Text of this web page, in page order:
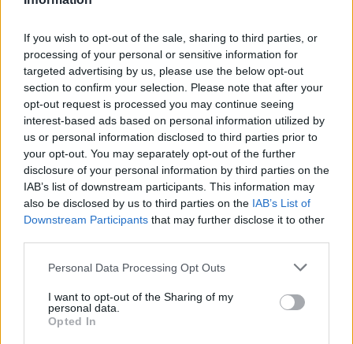
If you wish to opt-out of the sale, sharing to third parties, or
processing of your personal or sensitive information for
targeted advertising by us, please use the below opt-out
section to confirm your selection. Please note that after your
opt-out request is processed you may continue seeing
interest-based ads based on personal information utilized by
us or personal information disclosed to third parties prior to
your opt-out. You may separately opt-out of the further
disclosure of your personal information by third parties on the
IAB’s list of downstream participants. This information may
also be disclosed by us to third parties on the IAB’s List of
Downstream Participants that may further disclose it to other
Personal Data Processing Opt Outs
I want to opt-out of the Sharing of my
personal data.
Opted In
Το Disney δίνει teaser για το documentary
“Don’t Look Back in Anger” των Oasis
07.07.26
Το "Don’t Look Back in Anger" καταγράφει την επανένωση
των Oasis και την sold-out περιοδεία “Oasis Live